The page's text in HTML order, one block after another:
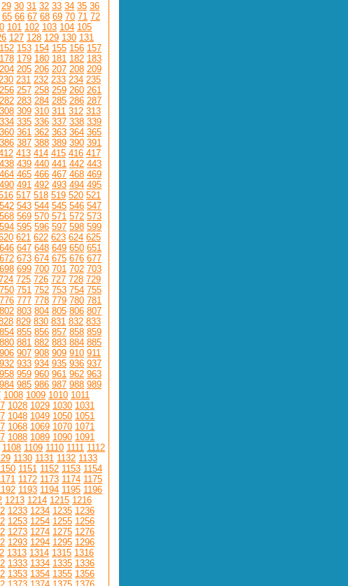
29 30 31 32 33 34 35 36
65 66 67 68 69 70 71 72
101 102 103 104 105
127 128 129 130 131
152 153 154 155 156 157
178 179 180 181 182 183
204 205 206 207 208 209
231 232 233 234 235
256 257 258 259 260 261
282 283 284 285 286 287
308 309 310 311 312 313
334 335 336 337 338 339
360 361 362 363 364 365
386 387 388 389 390 391
413 414 415 416 417
438 439 440 441 442 443
464 465 466 467 468 469
490 491 492 493 494 495
517 518 519 520 521
542 543 544 545 546 547
568 569 570 571 572 573
594 595 596 597 598 599
621 622 623 624 625
646 647 648 649 650 651
672 673 674 675 676 677
698 699 700 701 702 703
725 726 727 728 729
750 751 752 753 754 755
776 777 778 779 780 781
802 803 804 805 806 807
829 830 831 832 833
854 855 856 857 858 859
880 881 882 883 884 885
906 907 908 909 910 911
932 933 934 935 936 937
958 959 960 961 962 963
984 985 986 987 988 989
1008 1009 1010 1011
1028 1029 1030 1031
1048 1049 1050 1051
1068 1069 1070 1071
1088 1089 1090 1091
1108 1109 1110 1111 1112
1130 1131 1132 1133
1151 1152 1153 1154
1172 1173 1174 1175
1193 1194 1195 1196
1213 1214 1215 1216
1233 1234 1235 1236
1253 1254 1255 1256
1273 1274 1275 1276
1293 1294 1295 1296
1313 1314 1315 1316
1333 1334 1335 1336
1353 1354 1355 1356